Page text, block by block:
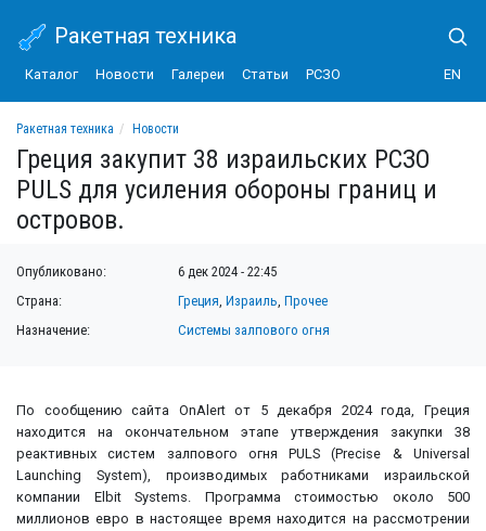
Ракетная техника
Каталог Новости Галереи Статьи РСЗО EN
Ракетная техника
Новости
Греция закупит 38 израильских РСЗО PULS для усиления обороны границ и
Греция закупит 38 израильских РСЗО
PULS для усиления обороны границ и
островов.
Опубликовано:
6 дек 2024 - 22:45
Страна:
Греция,Израиль,Прочее
Назначение:
Системы залпового огня
По сообщению сайта OnAlert от 5 декабря 2024 года, Греция
находится на окончательном этапе утверждения закупки 38
реактивных систем залпового огня PULS (Precise & Universal
Launching System), производимых работниками израильской
компании Elbit Systems. Программа стоимостью около 500
миллионов евро в настоящее время находится на рассмотрении